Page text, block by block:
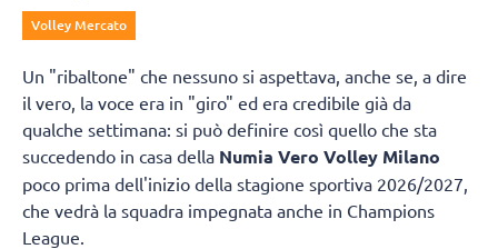
Volley Mercato
Un "ribaltone" che nessuno si aspettava, anche se, a dire
il vero, la voce era in "giro" ed era credibile già da
qualche settimana: si può definire così quello che sta
succedendo in casa della Numia Vero Volley Milano
poco prima dell'inizio della stagione sportiva 2026/2027,
che vedrà la squadra impegnata anche in Champions
League.